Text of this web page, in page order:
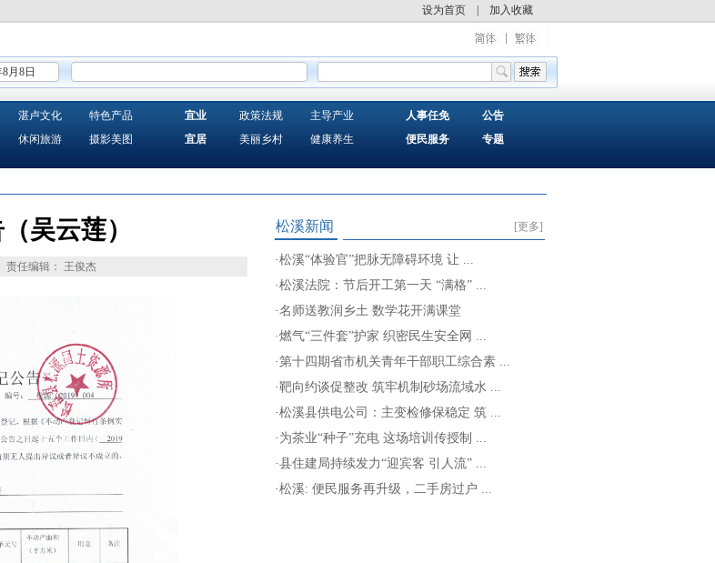
设为首页 加入收藏
月8日
湛卢文化
休闲旅游
特色产品
摄影美图
宜业
宜居
政策法规
美丽乡村
主导产业
健康养生
人事任免
便民服务
公告
专题
吴云莲）
责任编辑： 王俊杰
[更多]
松溪新闻
·松溪“体验官”把脉无障碍环境 让 ...
·松溪法院：节后开工第一天 “满格” ...
·名师送教润乡土 数学花开满课堂
·燃气“三件套”护家 织密民生安全网 ...
·第十四期省市机关青年干部职工综合素 ...
·靶向约谈促整改 筑牢机制砂场流域水 ...
·松溪县供电公司：主变检修保稳定 筑 ...
· 为茶业“种子”充电 这场培训传授制 ...
·县住建局持续发力“迎宾客 引人流” ...
·松溪: 便民服务再升级，二手房过户 ...